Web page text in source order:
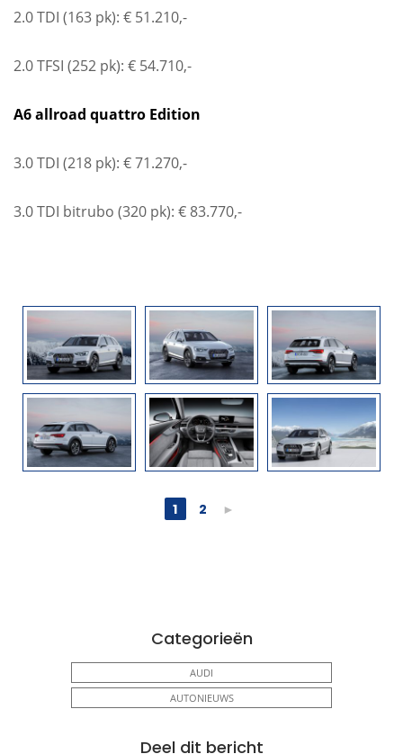
2.0 TDI (163 pk): € 51.210,-
2.0 TFSI (252 pk): € 54.710,-
A6 allroad quattro Edition
3.0 TDI (218 pk): € 71.270,-
3.0 TDI bitrubo (320 pk): € 83.770,-
1 2 ►
Categorieën
AUDI
AUTONIEUWS
Deel dit bericht